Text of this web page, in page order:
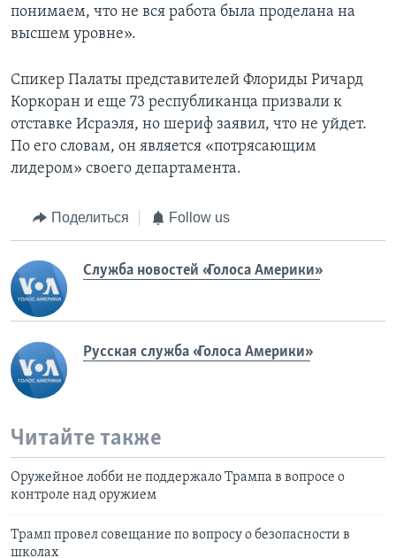
понимаем, что не вся работа была проделана на
высшем уровне».
Спикер Палаты представителей Флориды Ричард
Коркоран и еще 73 республиканца призвали к
отставке Исраэля, но шериф заявил, что не уйдет.
По его словам, он является «потрясающим
лидером» своего департамента.
Поделиться Follow us
Служба новостей «Голоса Америки»
Русская служба «Голоса Америки»
Читайте также
Оружейное лобби не поддержало Трампа в вопросе о
контроле над оружием
Трамп провел совещание по вопросу о безопасности в
школах